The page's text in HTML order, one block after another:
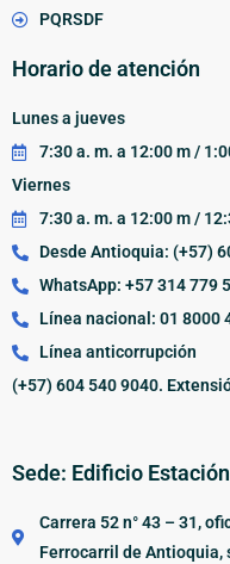
PQRSDF
Horario de atención
Lunes a jueves
7:30 a. m. a 12:00 m /
Viernes
7:30 a. m. a 12:00 m /
Desde Antioquia: (+57)
WhatsApp: +57 314 779
Línea nacional: 01 8000
Línea anticorrupción
(+57) 604 540 9040.
Sede: Edificio
Carrera 52 n° 43 – 31,
Ferrocarril de